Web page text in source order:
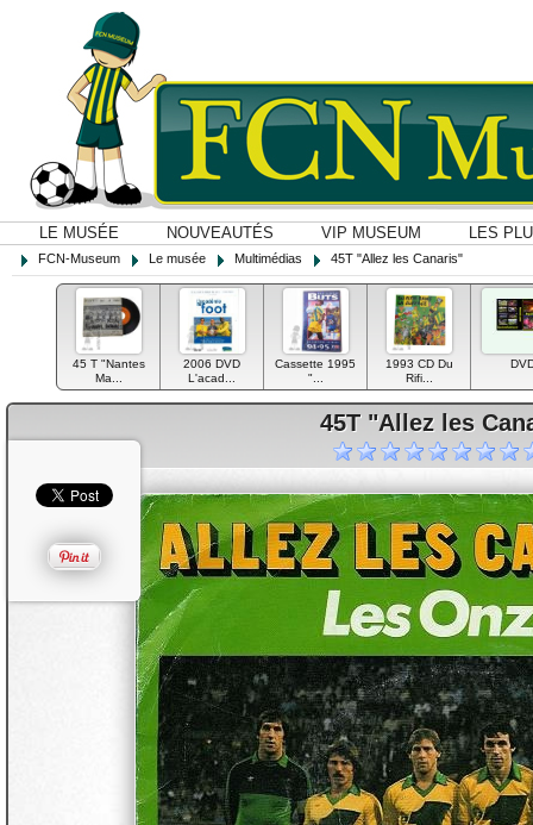
LE MUSÉE NOUVEAUTÉS VIP MUSEUM LES
FCN-Museum Le musée Multimédias 45T "Allez les Canaris"
45 T "Nantes
Ma...
2006 DVD
L'acad...
Cassette 1995
"...
1993 CD Du
Rifi...
45T "Allez les